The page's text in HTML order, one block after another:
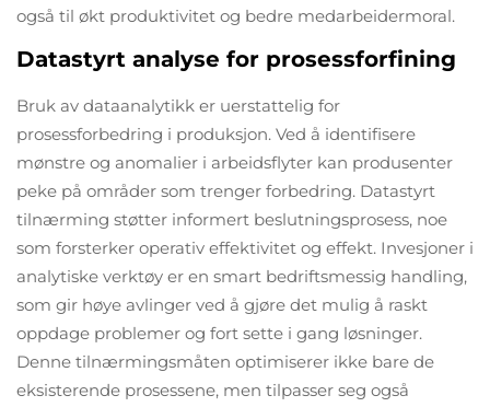
også til økt produktivitet og bedre medarbeidermoral.
Datastyrt analyse for prosessforfining
Bruk av dataanalytikk er uerstattelig for
prosessforbedring i produksjon. Ved å identifisere
mønstre og anomalier i arbeidsflyter kan produsenter
peke på områder som trenger forbedring. Datastyrt
tilnærming støtter informert beslutningsprosess, noe
som forsterker operativ effektivitet og effekt. Invesjoner i
analytiske verktøy er en smart bedriftsmessig handling,
som gir høye avlinger ved å gjøre det mulig å raskt
oppdage problemer og fort sette i gang løsninger.
Denne tilnærmingsmåten optimiserer ikke bare de
eksisterende prosessene, men tilpasser seg også